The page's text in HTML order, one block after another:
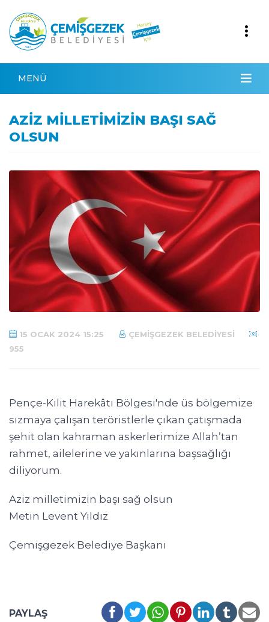
MENÜ
AZİZ MİLLETİMİZİN BAŞI SAĞ
OLSUN
15 OCAK 2024 15:25
ÇEMIŞGEZEK BELEDIYESI
955
Pençe-Kilit Harekâtı Bölgesi'nde üs bölgemize
sızmaya çalışan teröristlerle çıkan çatışmada
şehit olan kahraman askerlerimize Allah’tan
rahmet, ailelerine ve yakınlarına başsağlığı
diliyorum.
Aziz milletimizin başı sağ olsun
Metin Levent Yıldız
Çemişgezek Belediye Başkanı
PAYLAŞ